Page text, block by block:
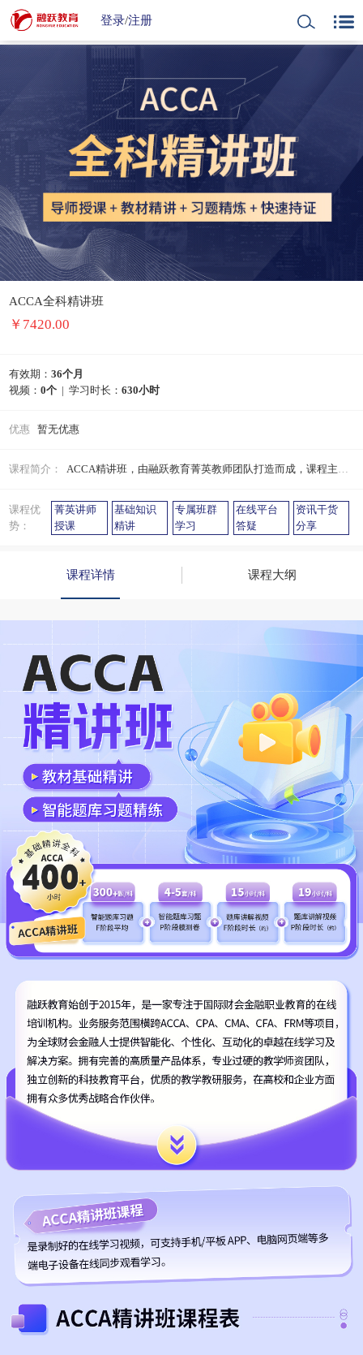
登录/注册
ACCA全科精讲班
￥ 7420.00
有效期：36个月
视频：0个 | 学习时长：630小时
优惠 暂无优惠
课程简介： ACCA精讲班，由融跃教育菁英教师团队打造而成，课程主要通过对基础知识的串联讲解，帮助学员梳理知识，掌握知识架构。搭配在线题库，进一步巩固夯实学习知识，助力ACCA学员备考。
课程优
势：
菁英讲师
授课
基础知识
精讲
专属班群
学习
在线平台
答疑
资讯干货
分享
课程详情 课程大纲